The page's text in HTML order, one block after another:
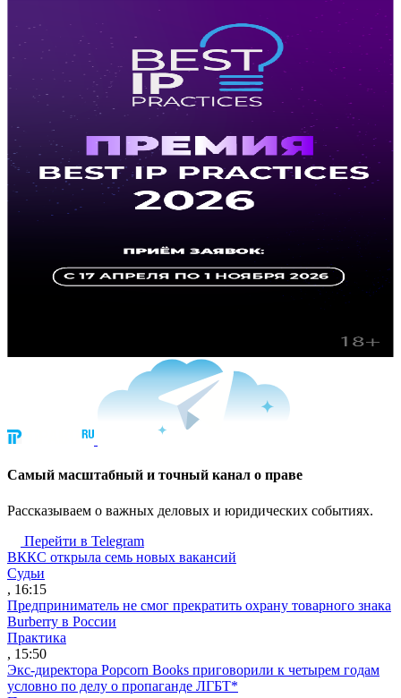
Cамый масштабный и точный канал о праве
Рассказываем о важных деловых и юридических событиях.
Перейти в Telegram
ВККС открыла семь новых вакансий
Судьи
, 16:15
Предприниматель не смог прекратить охрану товарного знака
Burberry в России
Практика
, 15:50
Экс-директора Popcorn Books приговорили к четырем годам
условно по делу о пропаганде ЛГБТ*